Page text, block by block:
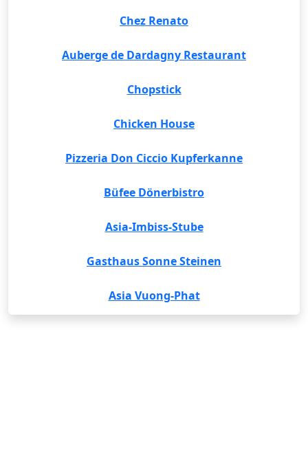
Chez Renato
Auberge de Dardagny Restaurant
Chopstick
Chicken House
Pizzeria Don Ciccio Kupferkanne
Büfee Dönerbistro
Asia-Imbiss-Stube
Gasthaus Sonne Steinen
Asia Vuong-Phat